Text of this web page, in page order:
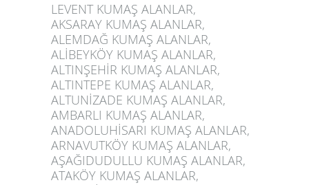
LEVENT KUMAŞ ALANLAR,
AKSARAY KUMAŞ ALANLAR,
ALEMDAĞ KUMAŞ ALANLAR,
ALİBEYKÖY KUMAŞ ALANLAR,
ALTINŞEHİR KUMAŞ ALANLAR,
ALTINTEPE KUMAŞ ALANLAR,
ALTUNİZADE KUMAŞ ALANLAR,
AMBARLI KUMAŞ ALANLAR,
ANADOLUHİSARI KUMAŞ ALANLAR,
ARNAVUTKÖY KUMAŞ ALANLAR,
AŞAĞIDUDULLU KUMAŞ ALANLAR,
ATAKÖY KUMAŞ ALANLAR,